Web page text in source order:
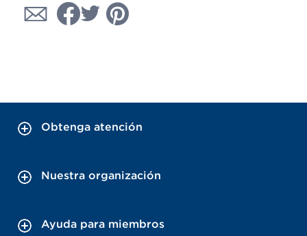
Obtenga atención
Nuestra organización
Ayuda para miembros